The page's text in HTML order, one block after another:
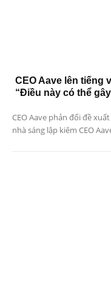
CEO Aave lên tiếng
“Điều này có thể
CEO Aave phản đối đề
nhà sáng lập kiêm CEO